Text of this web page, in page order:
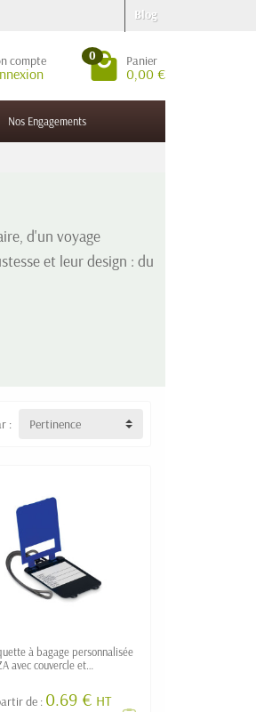
Blog
compte 0 Panier
0,00 €
Nos Engagements
d'un voyage
et leur design : du
: Pertinence
à bagage personnalisée
avec couvercle et
de : 0.69 € HT